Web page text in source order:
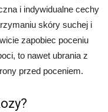
i indywidualne cechy
skóry suchej i
zapobiec poceniu
to nawet ubrania z
przed poceniem.